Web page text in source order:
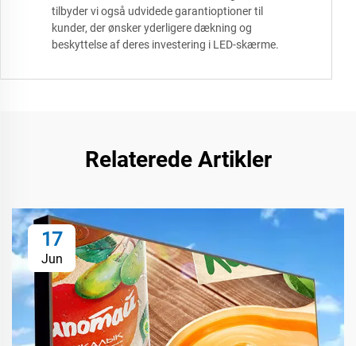
tilbyder vi også udvidede garantioptioner til
kunder, der ønsker yderligere dækning og
beskyttelse af deres investering i LED-skærme.
Relaterede Artikler
17
Jun